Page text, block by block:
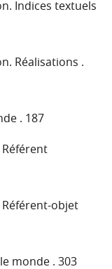
Indices textuels
Réalisations .
. 187
objet
monde . 303